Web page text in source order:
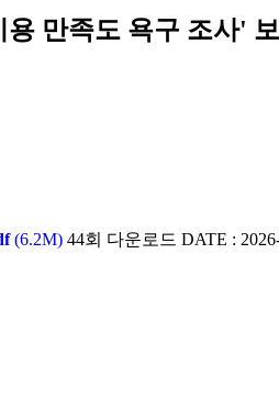
만족도 욕구 조사'
(6.2M) 44회 다운로드 DATE :